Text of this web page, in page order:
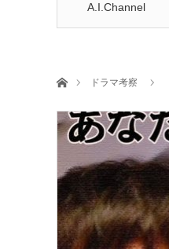
A.I.Channel
ホームドラマ考察